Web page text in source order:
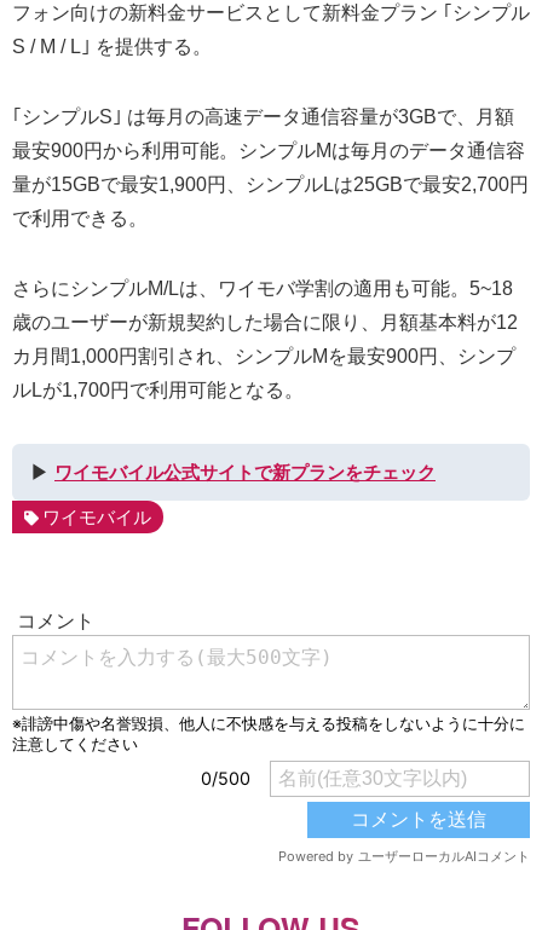
フォン向けの新料金サービスとして新料金プラン ｢シンプル
S / M / L｣ を提供する。
｢シンプルS｣ は毎月の高速データ通信容量が3GBで、月額
最安900円から利用可能。シンプルMは毎月のデータ通信容
量が15GBで最安1,900円、シンプルLは25GBで最安2,700円
で利用できる。
さらにシンプルM/Lは、ワイモバ学割の適用も可能。5~18
歳のユーザーが新規契約した場合に限り、月額基本料が12
カ月間1,000円割引され、シンプルMを最安900円、シンプ
ルLが1,700円で利用可能となる。
▶︎ ワイモバイル公式サイトで新プランをチェック
ワイモバイル